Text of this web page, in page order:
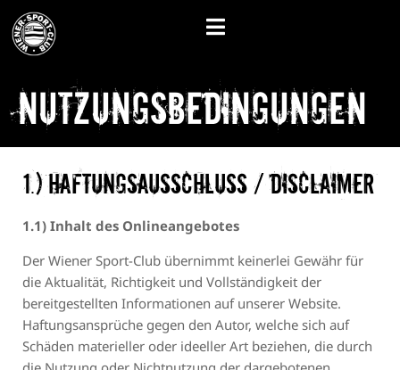
Nutzungsbedingungen
1.) Haftungsausschluss / Disclaimer
1.1) Inhalt des Onlineangebotes
Der Wiener Sport-Club übernimmt keinerlei Gewähr für
die Aktualität, Richtigkeit und Vollständigkeit der
bereitgestellten Informationen auf unserer Website.
Haftungsansprüche gegen den Autor, welche sich auf
Schäden materieller oder ideeller Art beziehen, die durch